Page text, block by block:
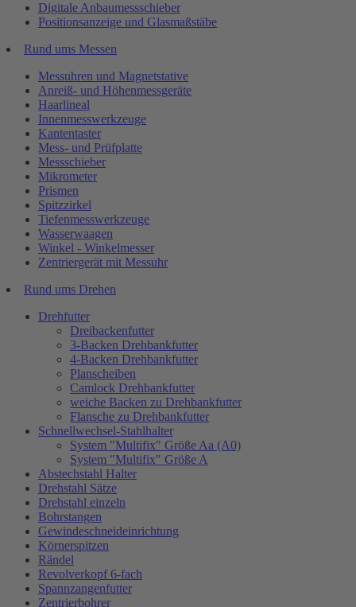
Digitale Anbaumessschieber
Positionsanzeige und Glasmaßstäbe
Rund ums Messen
Messuhren und Magnetstative
Anreiß- und Höhenmessgeräte
Haarlineal
Innenmesswerkzeuge
Kantentaster
Mess- und Prüfplatte
Messschieber
Mikrometer
Prismen
Spitzzirkel
Tiefenmesswerkzeuge
Wasserwaagen
Winkel - Winkelmesser
Zentriergerät mit Messuhr
Rund ums Drehen
Drehfutter
Dreibackenfutter
3-Backen Drehbankfutter
4-Backen Drehbankfutter
Planscheiben
Camlock Drehbankfutter
weiche Backen zu Drehbankfutter
Flansche zu Drehbankfutter
Schnellwechsel-Stahlhalter
System "Multifix" Größe Aa (A0)
System "Multifix" Größe A
Abstechstahl Halter
Drehstahl Sätze
Drehstahl einzeln
Bohrstangen
Gewindeschneideinrichtung
Körnerspitzen
Rändel
Revolverkopf 6-fach
Spannzangenfutter
Zentrierbohrer